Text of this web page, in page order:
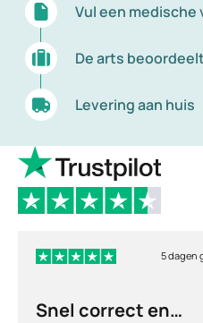
Vul een medische
De arts
Levering aan huis
5 dagen
Snel correct en